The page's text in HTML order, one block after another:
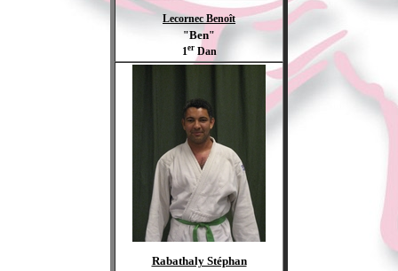
Lecornec Benoît
"Ben"
1 erDan
Rabathaly Stéphan